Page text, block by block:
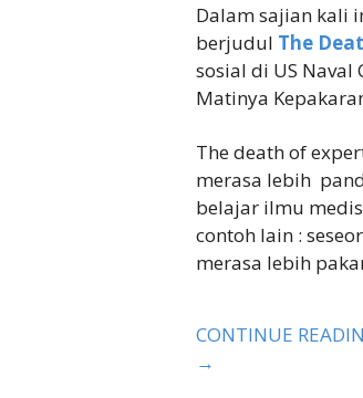
Dalam sajian kali
berjudul The
sosial di US
Matinya
The death of
merasa lebih
belajar ilmu
contoh lain :
merasa lebih
CONTINUE
→